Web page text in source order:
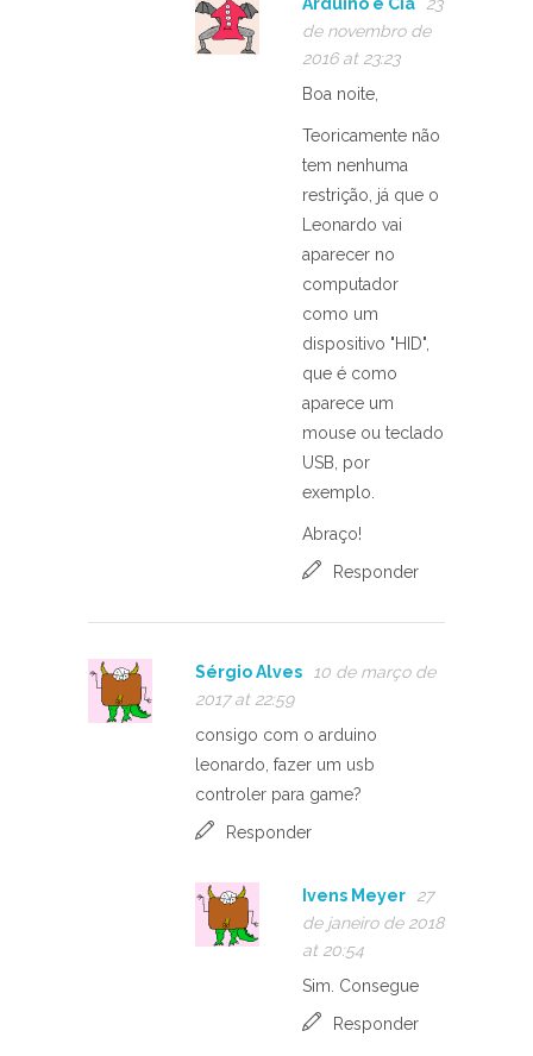
de novembro de
2016 at 23:23
Boa noite,
Teoricamente não
tem nenhuma
restrição, já que o
Leonardo vai
aparecer no
computador
como um
dispositivo "HID",
que é como
aparece um
mouse ou teclado
USB, por
exemplo.
Abraço!
Responder
Sérgio Alves
10 de março de
2017 at 22:59
consigo com o arduino
leonardo, fazer um usb
controler para game?
Responder
Ivens Meyer
27
de janeiro de 2018
at 20:54
Sim. Consegue
Responder